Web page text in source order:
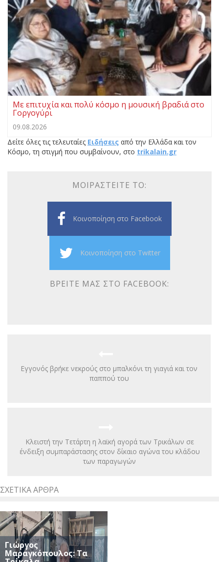
Με επιτυχία και πολύ κόσμο η μουσική βραδιά στο
Γοργογύρι
09.08.2026
Δείτε όλες τις τελευταίες Ειδήσεις από την Ελλάδα και τον
Κόσμο, τη στιγμή που συμβαίνουν, στο trikalain.gr
ΜΟΙΡΑΣΤΕΊΤΕ ΤΟ:
Κοινοποίηση στο Facebook
Κοινοποίηση στο Twitter
ΒΡΕΊΤΕ ΜΑΣ ΣΤΟ FACEBOOK:
Εγγονός βρήκε νεκρούς στο μπαλκόνι τη γιαγιά και τον
παππού του
Κλειστή την Τετάρτη η λαϊκή αγορά των Τρικάλων σε
ένδειξη συμπαράστασης στον δίκαιο αγώνα του κλάδου
των παραγωγών
ΣΧΕΤΙΚΆ ΆΡΘΡΑ
Γιώργος
Μαραγκόπουλος: Τα